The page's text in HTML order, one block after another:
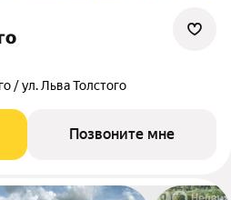
/ ул. Льва Толстого
Позвоните мне